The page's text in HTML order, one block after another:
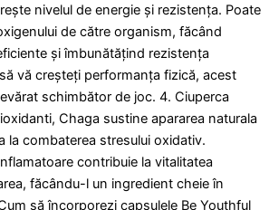
nivelul de energie și rezistența. Poate
de către organism, făcând
și îmbunătățind rezistența
vă creșteți performanța fizică, acest
schimbător de joc. 4. Ciuperca
Chaga sustine apararea naturala
la combaterea stresului oxidativ.
contribuie la vitalitatea
făcându-l un ingredient cheie în
să încorporezi capsulele Be Youthful